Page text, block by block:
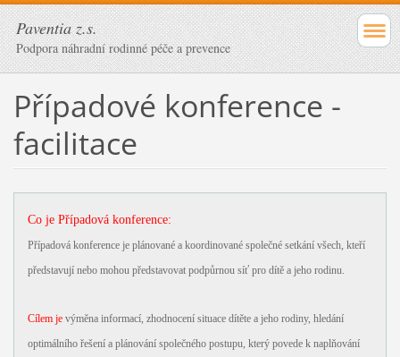
Paventia z.s.
Podpora náhradní rodinné péče a prevence
Případové konference -
facilitace
Co je Případová konference:
Případová konference je plánované a koordinované společné setkání všech, kteří
představují nebo mohou představovat podpůrnou síť pro dítě a jeho rodinu.
Cílem jevýměna informací, zhodnocení situace dítěte a jeho rodiny, hledání
optimálního řešení a plánování společného postupu, který povede k naplňování